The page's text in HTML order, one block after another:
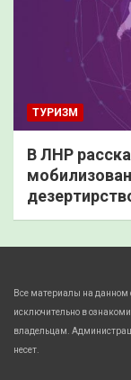
ТУРИЗМ
В ЛНР
Все материалы на данном
исключительно в
владельцам.
несет.